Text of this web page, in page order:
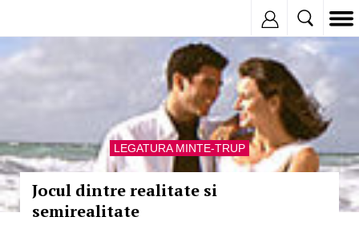
LEGATURA MINTE-TRUP
Jocul dintre realitate si
semirealitate